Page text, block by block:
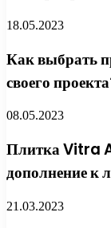
18.05.2023
Как выбрать
своего
08.05.2023
Плитка Vitra
дополнение к
21.03.2023